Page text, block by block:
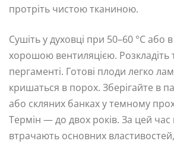
протріть чистою тканиною.
Сушіть у духовці при 50–60 °C або
хорошою вентиляцією.
пергаменті. Готові плоди легко
кришаться в порох. Зберігайте в
або скляних банках у темному
Термін — до двох років. За цей
втрачають основних